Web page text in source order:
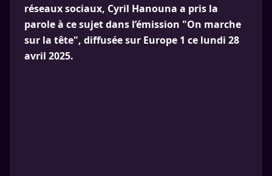
réseaux sociaux, Cyril Hanouna a pris la
parole à ce sujet dans l’émission "On marche
sur la tête", diffusée sur Europe 1 ce lundi 28
avril 2025.